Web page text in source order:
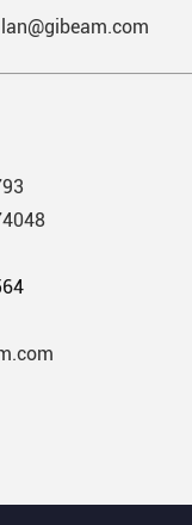
lan@gibeam.com